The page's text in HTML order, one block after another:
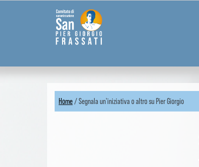
You
Home /Segnala un'iniziativa o altro su Pier Giorgio